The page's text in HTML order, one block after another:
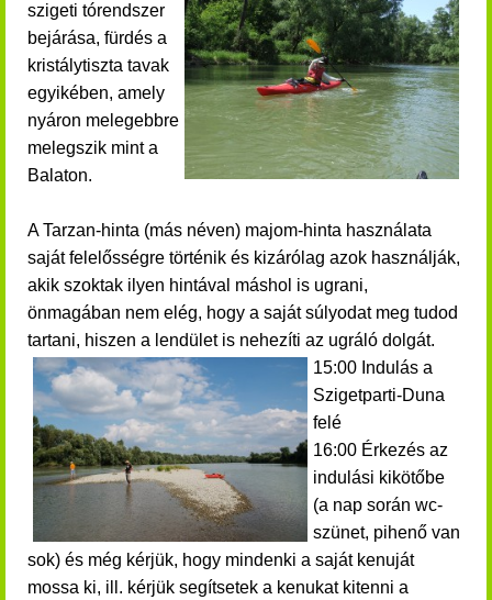
szigeti tórendszer
bejárása, fürdés a
kristálytiszta tavak
egyikében, amely
nyáron melegebbre
melegszik mint a
Balaton.
A Tarzan-hinta (más néven) majom-hinta használata
saját felelősségre történik és kizárólag azok használják,
akik szoktak ilyen hintával máshol is ugrani,
önmagában nem elég, hogy a saját súlyodat meg tudod
tartani, hiszen a lendület is nehezíti az ugráló dolgát.
15:00 Indulás a
Szigetparti-Duna
felé
16:00 Érkezés az
indulási kikötőbe
(a nap során wc-
szünet, pihenő van
sok) és még kérjük, hogy mindenki a saját kenuját
mossa ki, ill. kérjük segítsetek a kenukat kitenni a